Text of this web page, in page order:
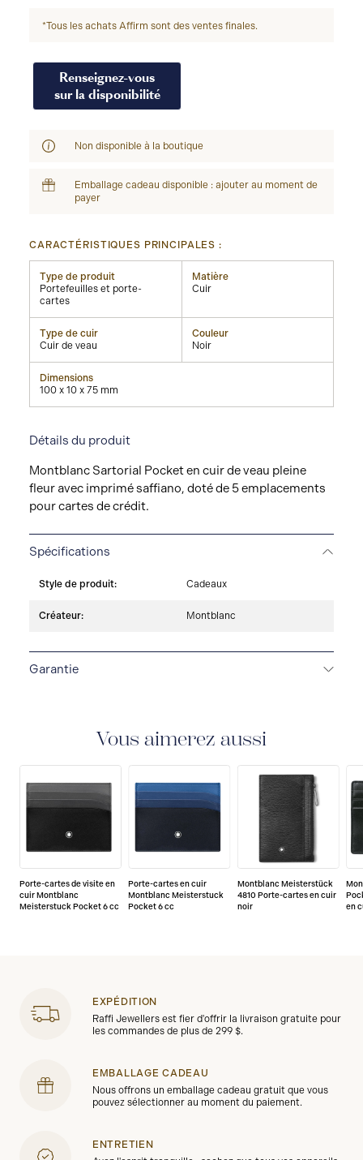
*Tous les achats Affirm sont des ventes finales.
Renseignez-vous
sur la disponibilité
Non disponible à la boutique
Emballage cadeau disponible : ajouter au moment de
payer
CARACTÉRISTIQUES PRINCIPALES :
Type de produit
Portefeuilles et porte-
cartes
Matière
Cuir
Type de cuir
Cuir de veau
Couleur
Noir
Dimensions
100 x 10 x 75 mm
Détails du produit
Montblanc Sartorial Pocket en cuir de veau pleine
fleur avec imprimé saffiano, doté de 5 emplacements
pour cartes de crédit.
Spécifications
Style de produit: Cadeaux
Créateur: Montblanc
Garantie
d'achat, couvrant les défauts de fabrication et de
consulter notre document de garantie.
Vous aimerez aussi
Porte-cartes de visite en
cuir Montblanc
Meisterstuck Pocket 6 cc
Porte-cartes en cuir
Montblanc Meisterstuck
Pocket 6 cc
Montblanc Meisterstück
4810 Porte-cartes en cuir
noir
en
EXPÉDITION
Raffi Jewellers est fier d'offrir la livraison gratuite pour
les commandes de plus de 299 $.
EMBALLAGE CADEAU
Nous offrons un emballage cadeau gratuit que vous
pouvez sélectionner au moment du paiement.
ENTRETIEN